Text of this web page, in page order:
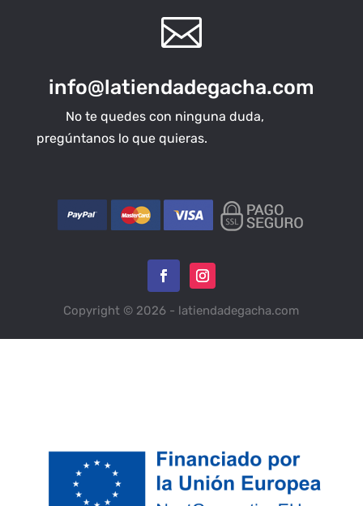

info@latiendadegacha.com
No te quedes con ninguna duda,
pregúntanos lo que quieras.
Copyright © 2026 - latiendadegacha.com